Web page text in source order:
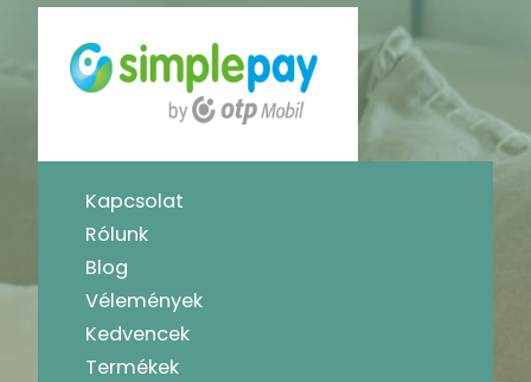
Kapcsolat
Rólunk
Blog
Vélemények
Kedvencek
Termékek